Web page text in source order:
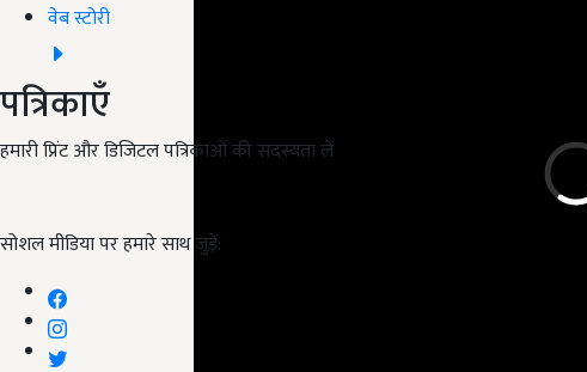
वेब स्टोरी
पत्रिकाएँ
हमारी प्रिंट और डिजिटल पत्रिकाओं की सदस्यता लें
सोशल मीडिया पर हमारे साथ जुड़ें: